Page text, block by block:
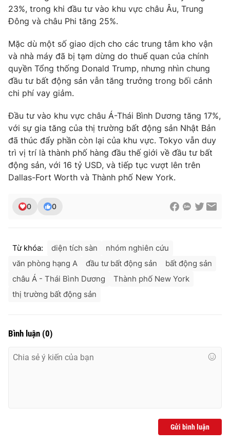
THỜI BÁO VTV
Theo dõi báo trên
Cơ quan chủ quản:Đài Truyền hình Việt Nam
Cơ quan báo chí:Thời báo VTV
Giấy phép hoạt động báo in và báo điện tử số 483/GP-BTTTT
cấp ngày 29/12/2023
Tổng Biên tập:Vũ Thanh Thủy
Phó Tổng Biên tập:
Nguyễn Trọng Ninh
Email:toasoan@vtv.vn
Liên hệ quảng cáo:024-7300.7108
thuận bằng văn bản. Ghi rõ nguồn VTV.vn khi phát hành lại
23%, trong khi đầu tư vào khu vực châu Âu, Trung
Đông và châu Phi tăng 25%.
Mặc dù một số giao dịch cho các trung tâm kho vận
và nhà máy đã bị tạm dừng do thuế quan của chính
quyền Tổng thống Donald Trump, nhưng nhìn chung
đầu tư bất động sản vẫn tăng trưởng trong bối cảnh
chi phí vay giảm.
Đầu tư vào khu vực châu Á-Thái Bình Dương tăng 17%,
với sự gia tăng của thị trường bất động sản Nhật Bản
đã thúc đẩy phần còn lại của khu vực. Tokyo vẫn duy
trì vị trí là thành phố hàng đầu thế giới về đầu tư bất
động sản, với 16 tỷ USD, và tiếp tục vượt lên trên
Dallas-Fort Worth và Thành phố New York.
0 0
Từ khóa: diện tích sàn
nhóm nghiên cứu
văn phòng hạng A
đầu tư bất động sản
bất động sản
châu Á - Thái Bình Dương
Thành phố New York
thị trường bất động sản
Bình luận (0)
Gửi bình luận